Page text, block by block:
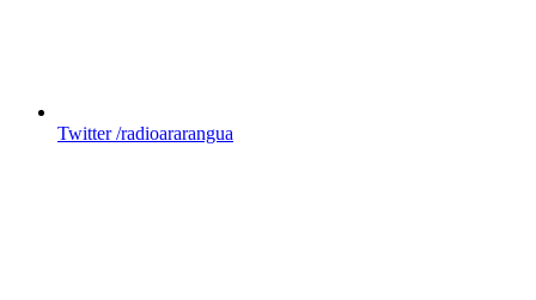
Twitter /radioararangua